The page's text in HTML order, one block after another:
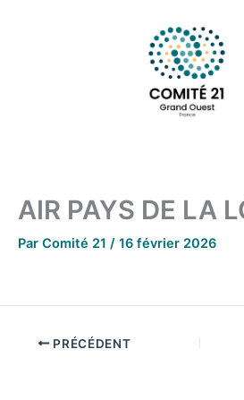
AIR PAYS DE LA
Par Comité 21 / 16 février 2026
PRÉCÉDENT